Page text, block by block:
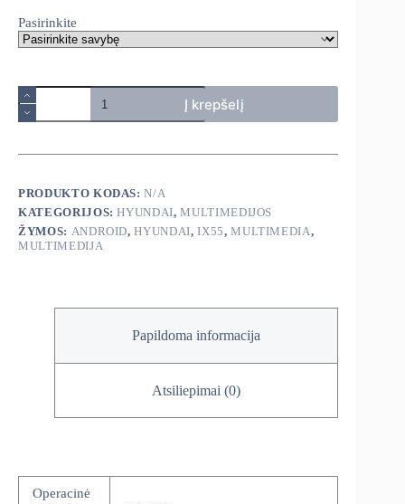
Pasirinkite
produkto
kiekis:
Hyundai
2006-
multimedija
Į krepšelį
PRODUKTO KODAS:N/A
KATEGORIJOS:HYUNDAI,MULTIMEDIJOS
ŽYMOS: ANDROID,HYUNDAI,IX55,MULTIMEDIA,
MULTIMEDIJA
Papildoma informacija
Atsiliepimai (0)
Operacinė